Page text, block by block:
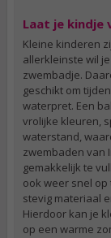
Laat je kindje
Kleine kinderen
allerkleinste wil
zwembadje.
geschikt om
waterpret. Een
vrolijke kleuren,
waterstand,
zwembaden van
gemakkelijk te
ook weer snel
stevig materiaal
Hierdoor kan je
op een warme